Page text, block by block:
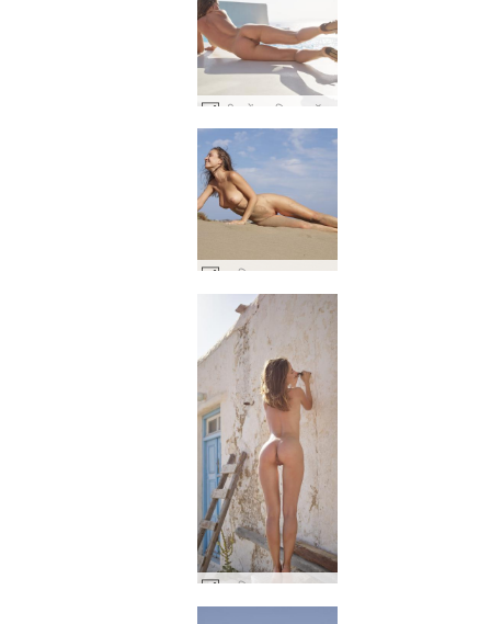
ग्रीस में नतालिया ए गॉर्जियस #18
नतालिया एक समुद्र तट प्रदर्शक #2
नतालिया एक नग्न कल्पना #11